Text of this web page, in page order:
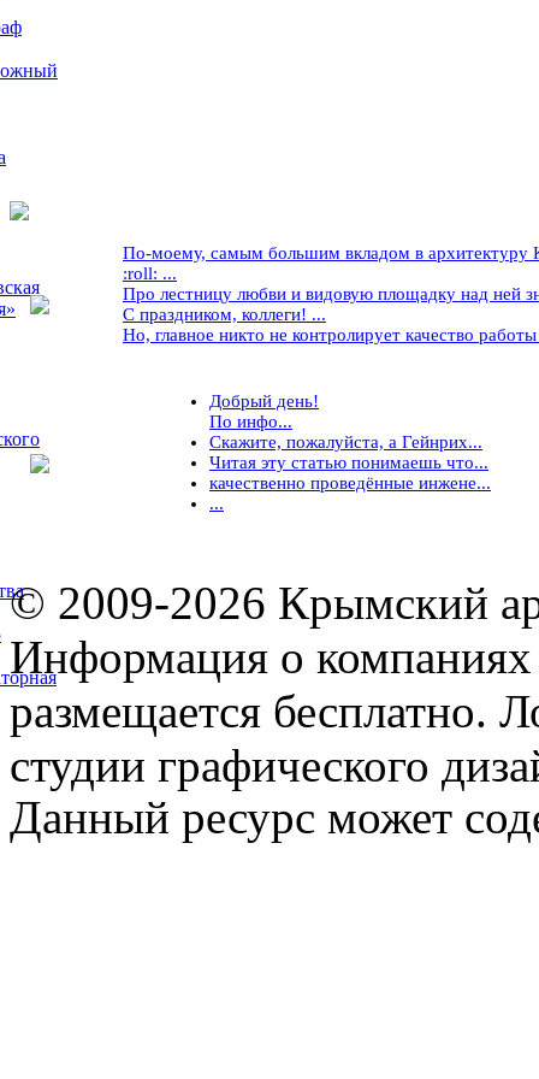
По-моему, самым большим вкладом в архитектуру
:roll: ...
Про лестницу любви и видовую площадку над ней
С праздником, коллеги! ...
Но, главное никто не контролирует качество
Добрый день!
По инфо...
Скажите, пожалуйста, а Гейнрих...
Читая эту статью понимаешь что...
качественно проведённые инжене...
...
© 2009-2026 Крымский
Информация о компаниях
размещается бесплатно.
студии графического
Данный ресурс может